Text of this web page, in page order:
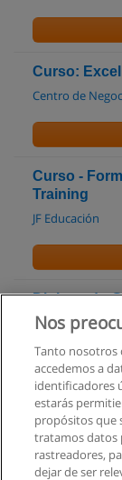
Curso: Excel
Centro de
Curso -
Training
JF Educación
Diplomado
MESES
Carrera
Talento
ITSQMET -
Nos
Tanto nosotros
accedemos a
identificadores
estarás
propósitos que
tratamos datos
rastreadores,
dejar de ser